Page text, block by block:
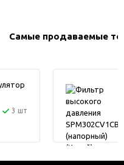
Самые продаваемые
3 шт